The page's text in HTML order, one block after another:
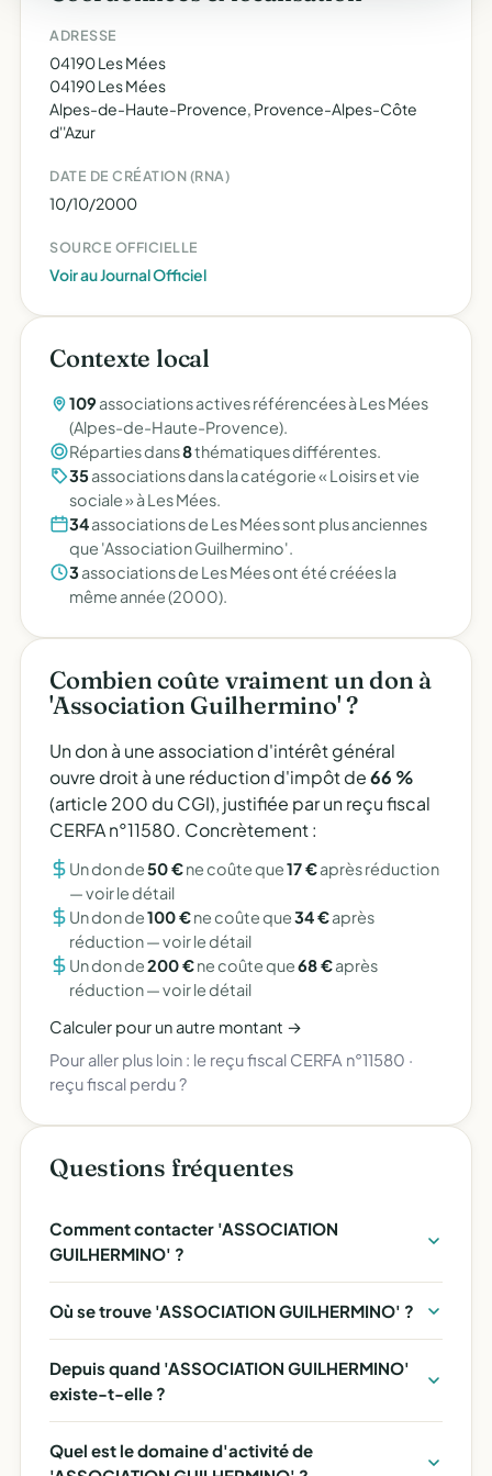
ADRESSE
04190 Les Mées
04190 Les Mées
Alpes-de-Haute-Provence, Provence-Alpes-Côte
d''Azur
DATE DE CRÉATION (RNA)
10/10/2000
SOURCE OFFICIELLE
Voir au Journal Officiel
Contexte local
109 associations actives référencées à Les Mées
(Alpes-de-Haute-Provence).
Réparties dans8thématiques différentes.
35associations dans la catégorie « Loisirs et vie
sociale » à Les Mées.
34associations de Les Mées sont plus anciennes
que 'Association Guilhermino'.
3associations de Les Mées ont été créées la
même année (2000).
Combien coûte vraiment un don à
'Association Guilhermino' ?
Un don à une association d'intérêt général
ouvre droit à une réduction d'impôt de66 %
(article 200 du CGI), justifiée par un reçu fiscal
CERFA n°11580. Concrètement :
Un don de50 €ne coûte que17 €après réduction
—voir le détail
Un don de100 €ne coûte que34 €après
réduction —voir le détail
Un don de200 €ne coûte que68 €après
réduction —voir le détail
Calculer pour un autre montant →
Pour aller plus loin : le reçu fiscal CERFA n°11580 ·
reçu fiscal perdu ?
Questions fréquentes
Comment contacter 'ASSOCIATION
GUILHERMINO' ?
Où se trouve 'ASSOCIATION GUILHERMINO' ?
Depuis quand 'ASSOCIATION GUILHERMINO'
existe-t-elle ?
Quel est le domaine d'activité de